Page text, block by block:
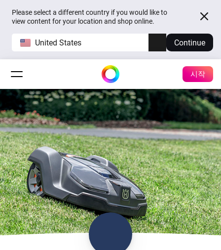
Please select a different country if you would like to
view content for your location and shop online.
United States Continue
시작